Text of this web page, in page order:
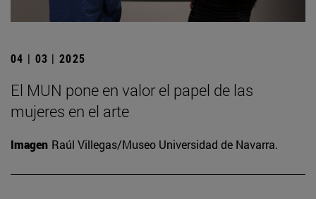
04 | 03 | 2025
El MUN pone en valor el papel de las
mujeres en el arte
Imagen Raúl Villegas/Museo Universidad de Navarra.